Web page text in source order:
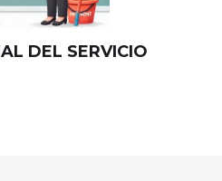
DEL SERVICIO